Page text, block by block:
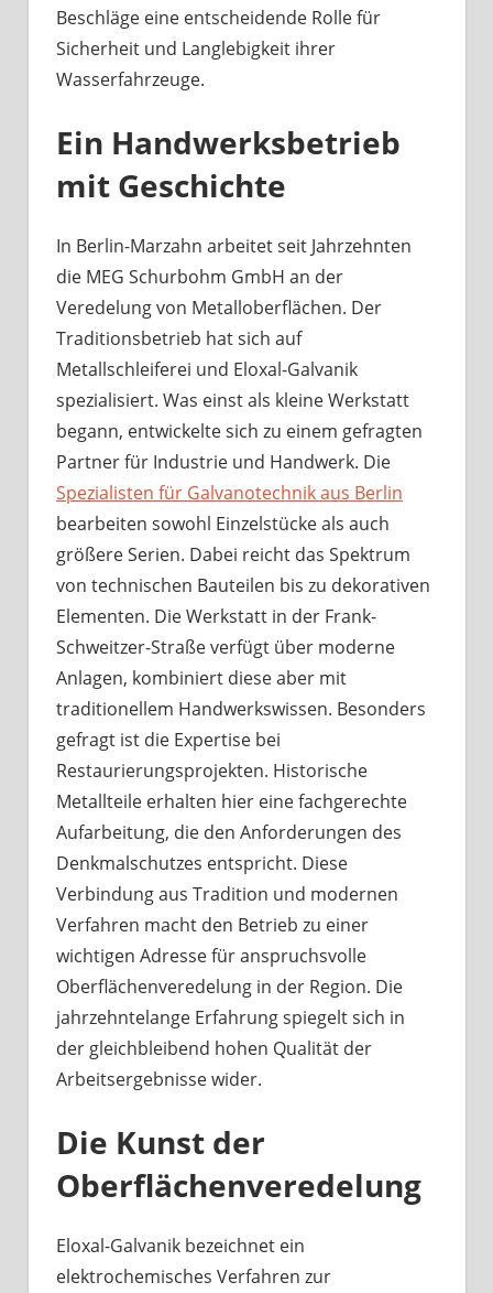
Beschläge eine entscheidende Rolle für
Sicherheit und Langlebigkeit ihrer
Wasserfahrzeuge.
Ein Handwerksbetrieb
mit Geschichte
In Berlin-Marzahn arbeitet seit Jahrzehnten
die MEG Schurbohm GmbH an der
Veredelung von Metalloberflächen. Der
Traditionsbetrieb hat sich auf
Metallschleiferei und Eloxal-Galvanik
spezialisiert. Was einst als kleine Werkstatt
begann, entwickelte sich zu einem gefragten
Partner für Industrie und Handwerk. Die
Spezialisten für Galvanotechnik aus Berlin
bearbeiten sowohl Einzelstücke als auch
größere Serien. Dabei reicht das Spektrum
von technischen Bauteilen bis zu dekorativen
Elementen. Die Werkstatt in der Frank-
Schweitzer-Straße verfügt über moderne
Anlagen, kombiniert diese aber mit
traditionellem Handwerkswissen. Besonders
gefragt ist die Expertise bei
Restaurierungsprojekten. Historische
Metallteile erhalten hier eine fachgerechte
Aufarbeitung, die den Anforderungen des
Denkmalschutzes entspricht. Diese
Verbindung aus Tradition und modernen
Verfahren macht den Betrieb zu einer
wichtigen Adresse für anspruchsvolle
Oberflächenveredelung in der Region. Die
jahrzehntelange Erfahrung spiegelt sich in
der gleichbleibend hohen Qualität der
Arbeitsergebnisse wider.
Die Kunst der
Oberflächenveredelung
Eloxal-Galvanik bezeichnet ein
elektrochemisches Verfahren zur